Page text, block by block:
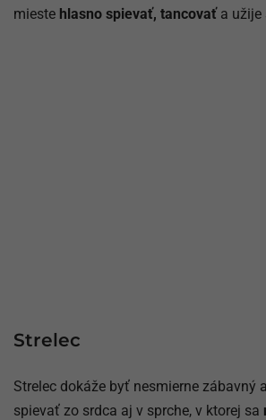
mieste hlasno spievať, tancovaťa užije
Strelec
Strelec dokáže byť nesmierne zábavný
spievať zo srdca aj v sprche, v ktorej sa